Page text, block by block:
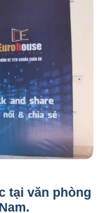
tại văn phòng